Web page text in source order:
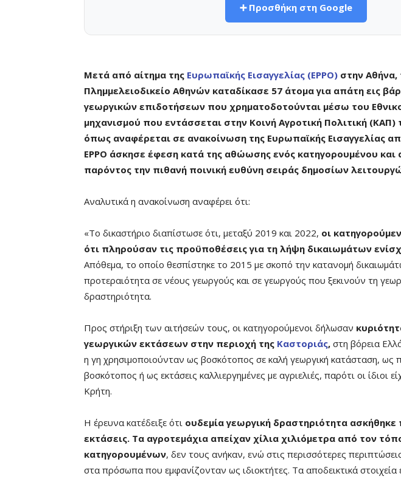
➕ Προσθήκη στη Google
Μετά από αίτημα της Ευρωπαϊκής Εισαγγελίας (EPPO) στην Αθήνα,
Πλημμελειοδικείο Αθηνών καταδίκασε 57 άτομα για απάτη εις
γεωργικών επιδοτήσεων που χρηματοδοτούνται μέσω του
μηχανισμού που εντάσσεται στην Κοινή Αγροτική Πολιτική
όπως αναφέρεται σε ανακοίνωση της Ευρωπαϊκής Εισαγγελίας
EPPO άσκησε έφεση κατά της αθώωσης ενός κατηγορουμένου και
παρόντος την πιθανή ποινική ευθύνη σειράς δημοσίων
Αναλυτικά η ανακοίνωση αναφέρει ότι:
«Το δικαστήριο διαπίστωσε ότι, μεταξύ 2019 και 2022, οι
ότι πληρούσαν τις προϋποθέσεις για τη λήψη δικαιωμάτων
Απόθεμα, το οποίο θεσπίστηκε το 2015 με σκοπό την κατανομή
προτεραιότητα σε νέους γεωργούς και σε γεωργούς που ξεκινούν τη
δραστηριότητα.
Προς στήριξη των αιτήσεών τους, οι κατηγορούμενοι δήλωσαν
γεωργικών εκτάσεων στην περιοχή της Καστοριάς, στη βόρεια
η γη χρησιμοποιούνταν ως βοσκότοπος σε καλή γεωργική κατάσταση, ως
βοσκότοπος ή ως εκτάσεις καλλιεργημένες με αγριελιές, παρότι οι ίδιοι
Κρήτη.
Η έρευνα κατέδειξε ότι ουδεμία γεωργική δραστηριότητα
εκτάσεις. Τα αγροτεμάχια απείχαν χίλια χιλιόμετρα από τον
κατηγορουμένων, δεν τους ανήκαν, ενώ στις περισσότερες
στα πρόσωπα που εμφανίζονταν ως ιδιοκτήτες. Τα αποδεικτικά στοιχεία